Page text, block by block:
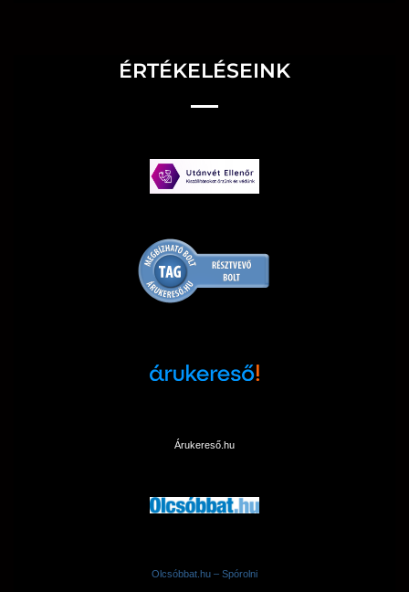
ÉRTÉKELÉSEINK
Árukereső.hu
Olcsóbbat.hu – Spórolni